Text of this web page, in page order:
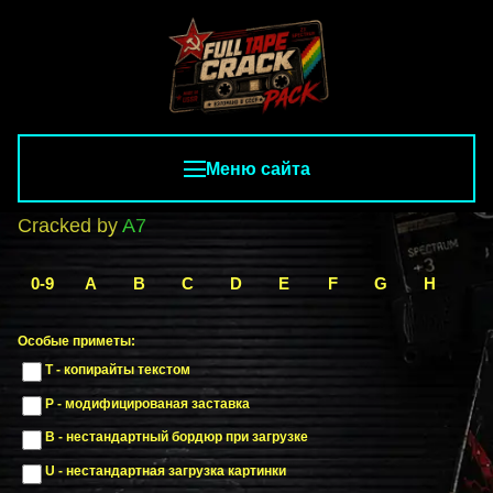
Меню сайта
Cracked byA7
0-9 A B C D E F G H
Особые приметы:
T - копирайты текстом
P - модифицированая заставка
B - нестандартный бордюр при загрузке
U - нестандартная загрузка картинки